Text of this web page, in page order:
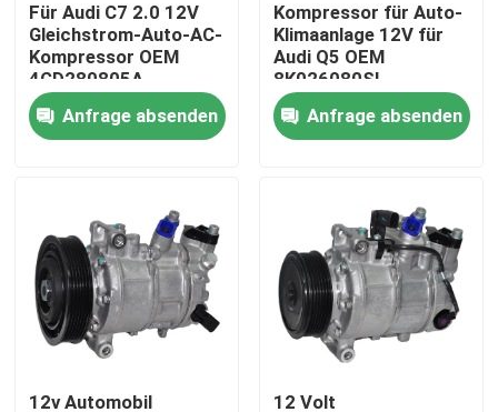
Werksbesichtigung
Qualitätskontrolle
Fälle
Referenzen
Elektroauto-WK-Kompressor
Für Audi C7 2.0 12V
Gleichstrom-Auto-AC-
Kompressor OEM
4GD280805A
Gürtelantriebene
Direktmontage
Anfrage absenden
Kompressor für Auto-
Klimaanlage 12V für
Audi Q5 OEM
8K026080SL
Anfrage absenden
12v Automobil 12 Volt